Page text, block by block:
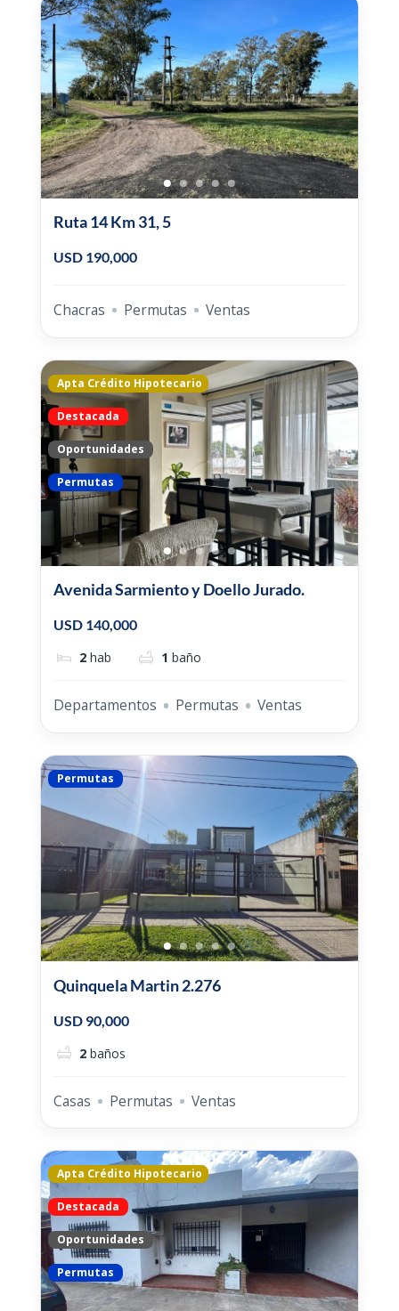
Ruta 14 Km 31, 5
USD 190,000
Chacras Permutas Ventas
Apta Crédito Hipotecario
Destacada
Oportunidades
Permutas
Avenida Sarmiento y Doello Jurado.
USD 140,000
2 hab 1 baño
Departamentos Permutas Ventas
Permutas
Quinquela Martin 2.276
USD 90,000
2 baños
Casas Permutas Ventas
Apta Crédito Hipotecario
Destacada
Oportunidades
Permutas